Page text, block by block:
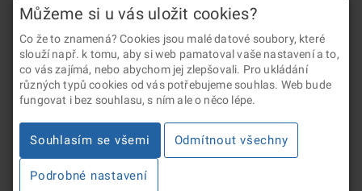
2026 © Digitální a informační agentura • Informace jsou poskytovány
v souladu se zákonem č. 106/1999 Sb., o svobodném přístupu
k informacím.
Můžeme si u vás uložit cookies?
Co že to znamená? Cookies jsou malé datové soubory, které
slouží např. k tomu, aby si web pamatoval vaše nastavení a to,
co vás zajímá, nebo abychom jej zlepšovali. Pro ukládání
různých typů cookies od vás potřebujeme souhlas. Web bude
fungovat i bez souhlasu, s ním ale o něco lépe.
Souhlasím se všemi Odmítnout všechny
Podrobné nastavení